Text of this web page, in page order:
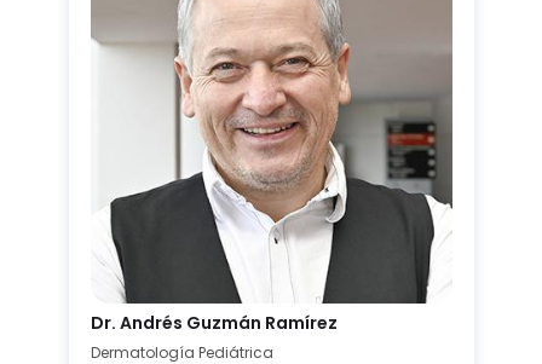
Dr. Andrés Guzmán Ramírez
Dermatología Pediátrica